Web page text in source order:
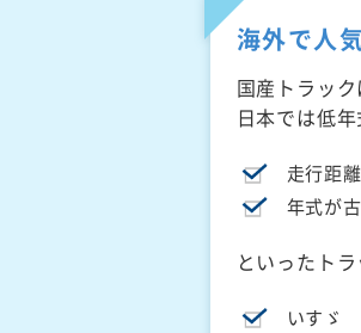
海外で人
国産トラッ
日本では低
走行距
年式が
といったト
いすゞ